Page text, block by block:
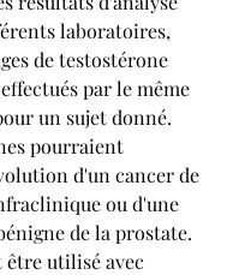
laboratoires,
de testostérone
par le même
un sujet donné.
pourraient
d'un cancer de
ou d'une
de la prostate.
être utilisé avec